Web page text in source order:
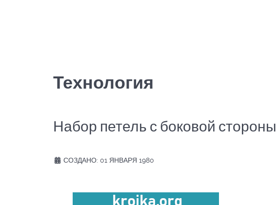
Технология
Набор петель с боковой стороны
СОЗДАНО: 01 ЯНВАРЯ 1980